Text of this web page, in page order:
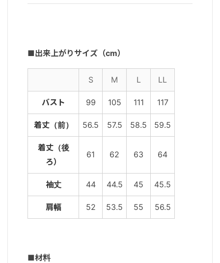
■出来上がりサイズ（cm）
S M L LL
バスト 99 105 111 117
着丈（前） 56.5 57.5 58.5 59.5
着丈（後
ろ）
61 62 63 64
袖丈 44 44.5 45 45.5
肩幅 52 53.5 55 56.5
■材料